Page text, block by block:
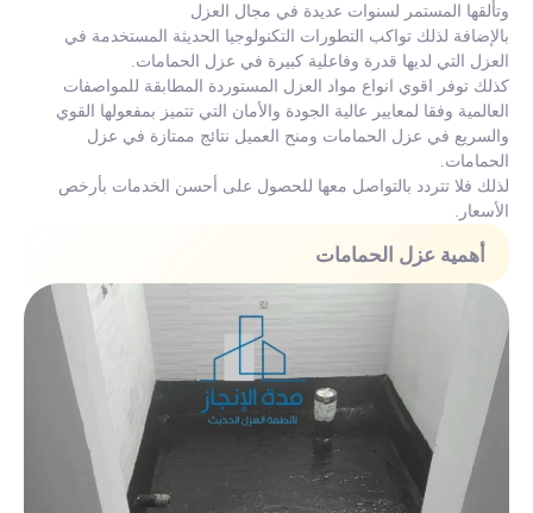
وتألقها المستمر لسنوات عديدة في مجال العزل
بالإضافة لذلك تواكب التطورات التكنولوجيا الحديثة المستخدمة في
العزل التي لديها قدرة وفاعلية كبيرة في عزل الحمامات.
كذلك توفر اقوي انواع مواد العزل المستوردة المطابقة للمواصفات
العالمية وفقا لمعايير عالية الجودة والأمان التي تتميز بمفعولها القوي
والسريع في عزل الحمامات ومنح العميل نتائج ممتازة في عزل
الحمامات.
لذلك فلا تتردد بالتواصل معها للحصول على أحسن الخدمات بأرخص
الأسعار.
أهمية عزل الحمامات